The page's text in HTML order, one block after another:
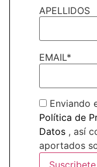
Privacidady
Enviando este
consentimiento
su uso para el
APELLIDOS
EMAIL*
Enviando
Política de
Datos, así
aportados